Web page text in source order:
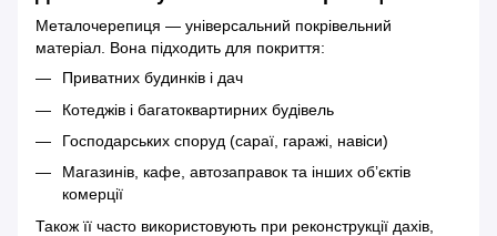
Металочерепиця — універсальний покрівельний
матеріал. Вона підходить для покриття:
Приватних будинків і дач
Котеджів і багатоквартирних будівель
Господарських споруд (сараї, гаражі, навіси)
Магазинів, кафе, автозаправок та інших об’єктів
комерції
Також її часто використовують при реконструкції дахів,